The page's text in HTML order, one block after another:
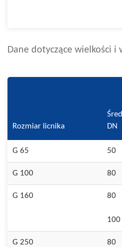
Dane dotyczące wielkości i
Rozmiar licnika
DN
G 65 50
G 100 80
G 160 80
100
G 250 80